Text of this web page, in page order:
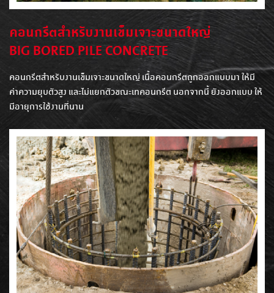
คอนกรีตสำหรับงานเข็มเจาะขนาดใหญ่
BIG BORED PILE CONCRETE
คอนกรีตสำหรับงานเข็มเจาะขนาดใหญ่ เนื้อคอนกรีตถูกออกแบบมา ให้มี
ค่าความยุบตัวสูง และไม่แยกตัวขณะเทคอนกรีต นอกจากนี้ ยังออกแบบ ให้
มีอายุการใช้งานที่นาน